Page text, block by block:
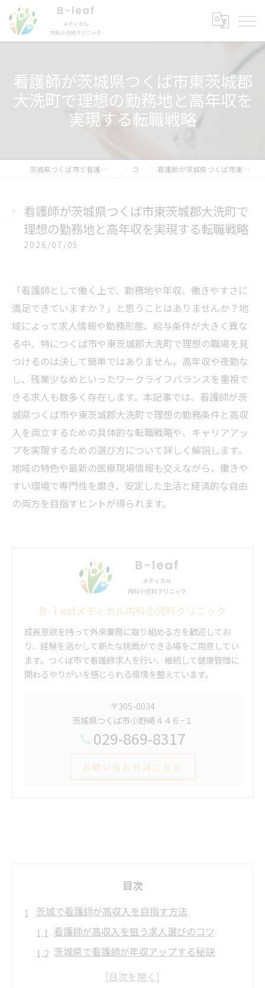
看護師が茨城県つくば市東茨城郡
大洗町で理想の勤務地と高年収を
実現する転職戦略
茨城県つくば市で看護師の求人ならB-leafメディカル内科小児科クリニック コラム 看護師が茨城県つくば市東茨城郡大洗町で理想の勤務地と高年収を実現する転職戦略
看護師が茨城県つくば市東茨城郡大洗町で
理想の勤務地と高年収を実現する転職戦略
2026/07/05
「看護師として働く上で、勤務地や年収、働きやすさに
満足できていますか？」と思うことはありませんか？地
域によって求人情報や勤務形態、給与条件が大きく異な
る中、特につくば市や東茨城郡大洗町で理想の職場を見
つけるのは決して簡単ではありません。高年収や夜勤な
し、残業少なめといったワークライフバランスを重視で
きる求人も数多く存在します。本記事では、看護師が茨
城県つくば市や東茨城郡大洗町で理想の勤務条件と高収
入を両立するための具体的な転職戦略や、キャリアアッ
プを実現するための選び方について詳しく解説します。
地域の特色や最新の医療現場情報も交えながら、働きや
すい環境で専門性を磨き、安定した生活と経済的な自由
の両方を目指すヒントが得られます。
B-ｌeafメディカル内科小児科クリニック
成長意欲を持って外来業務に取り組める方を歓迎してお
り、経験を活かして新たな挑戦ができる場をご用意してい
ます。つくば市で看護師求人を行い、継続して健康管理に
関わるやりがいを感じられる環境を整えています。
〒305-0034
茨城県つくば市小野崎４４６−１
029-869-8317
お問い合わせはこちら
目次
茨城で看護師が高収入を目指す方法
看護師が高収入を狙う求人選びのコツ
茨城県で看護師が年収アップする秘訣
看護師が選ぶ働きやすい職場の条件とは